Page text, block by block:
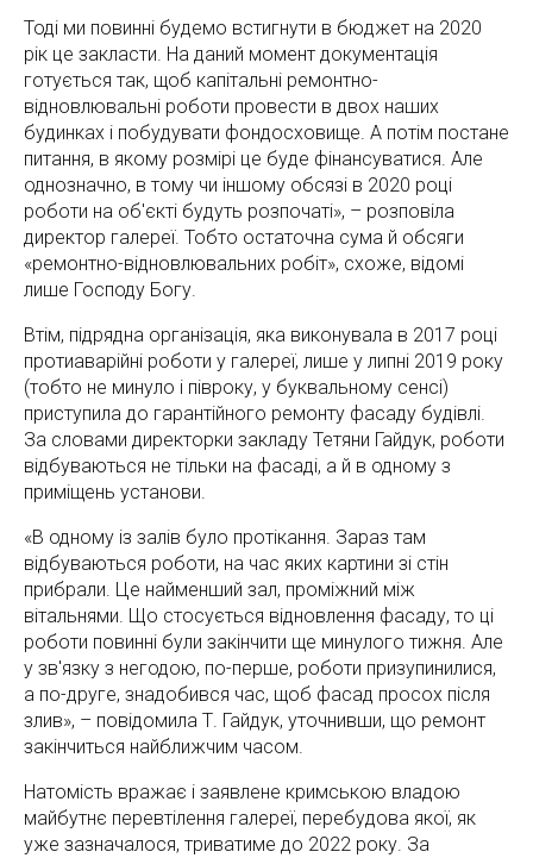
Тоді ми повинні будемо встигнути в бюджет на 2020
рік це закласти. На даний момент документація
готується так, щоб капітальні ремонтно-
відновлювальні роботи провести в двох наших
будинках і побудувати фондосховище. А потім постане
питання, в якому розмірі це буде фінансуватися. Але
однозначно, в тому чи іншому обсязі в 2020 році
роботи на об'єкті будуть розпочаті», – розповіла
директор галереї. Тобто остаточна сума й обсяги
«ремонтно-відновлювальних робіт», схоже, відомі
лише Господу Богу.
Втім, підрядна організація, яка виконувала в 2017 році
протиаварійні роботи у галереї, лише у липні 2019 року
(тобто не минуло і півроку, у буквальному сенсі)
приступила до гарантійного ремонту фасаду будівлі.
За словами директорки закладу Тетяни Гайдук, роботи
відбуваються не тільки на фасаді, а й в одному з
приміщень установи.
«В одному із залів було протікання. Зараз там
відбуваються роботи, на час яких картини зі стін
прибрали. Це найменший зал, проміжний між
вітальнями. Що стосується відновлення фасаду, то ці
роботи повинні були закінчити ще минулого тижня. Але
у зв'язку з негодою, по-перше, роботи призупинилися,
а по-друге, знадобився час, щоб фасад просох після
злив», – повідомила Т. Гайдук, уточнивши, що ремонт
закінчиться найближчим часом.
Натомість вражає і заявлене кримською владою
майбутнє перевтілення галереї, перебудова якої, як
уже зазначалося, триватиме до 2022 року. За